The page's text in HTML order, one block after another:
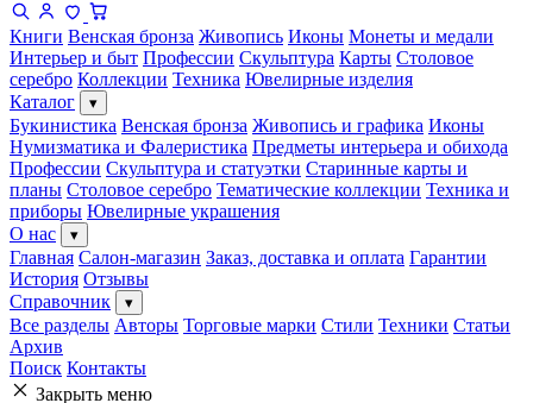
Книги Венская бронза Живопись Иконы Монеты и медали
Интерьер и быт Профессии Скульптура Карты Столовое
серебро Коллекции Техника Ювелирные изделия
Каталог
▾
Букинистика Венская бронза Живопись и графика Иконы
Нумизматика и Фалеристика Предметы интерьера и обихода
Профессии Скульптура и статуэтки Старинные карты и
планы Столовое серебро Тематические коллекции Техника и
приборы Ювелирные украшения
О нас
▾
Главная Салон-магазин Заказ, доставка и оплата Гарантии
История Отзывы
Справочник
▾
Все разделы Авторы Торговые марки Стили Техники Статьи
Архив
Поиск Контакты
Закрыть меню